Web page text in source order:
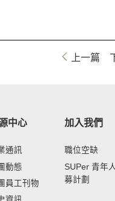
上一篇
中心
通訊
動態
員工刊物
加入我們
職位空缺
SUPer 青年
募計劃